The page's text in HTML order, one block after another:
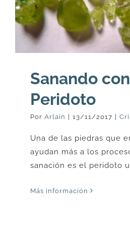
CONTACTO
Carrito
Sanando
Peridoto
Por Arlain | 13/11/2017 |
Una de las piedras que
ayudan más a los
sanación es el peridoto
Más información